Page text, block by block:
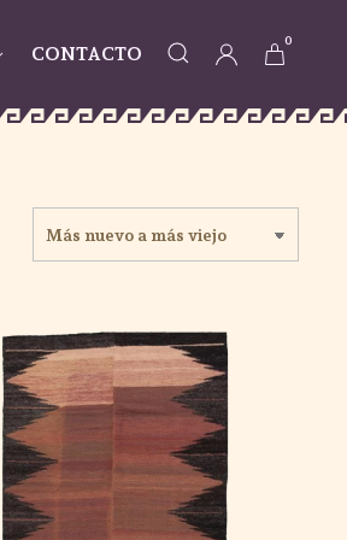
CONTACTO
0